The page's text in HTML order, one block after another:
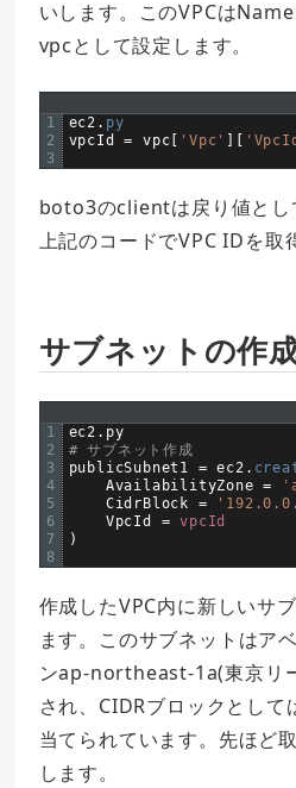
いします。このVPCは
vpcとして設定します。
1
2
3
ec2 . py
vpcId
= vpc 'Vpc'
boto3のclientは戻り値とし
上記のコードでVPC IDを取
サブネットの作
1
2
3
4
5
6
7
8
ec2 . py
# サブネット作成
publicSubnet1
= ec2 .
AvailabilityZone
=
CidrBlock
=
VpcId
= vpcId
)
作成したVPC内に新しいサ
ます。このサブネットはア
ンap-northeast-1a(東京リ
され、CIDRブロックとし
当てられています。先ほど
します。